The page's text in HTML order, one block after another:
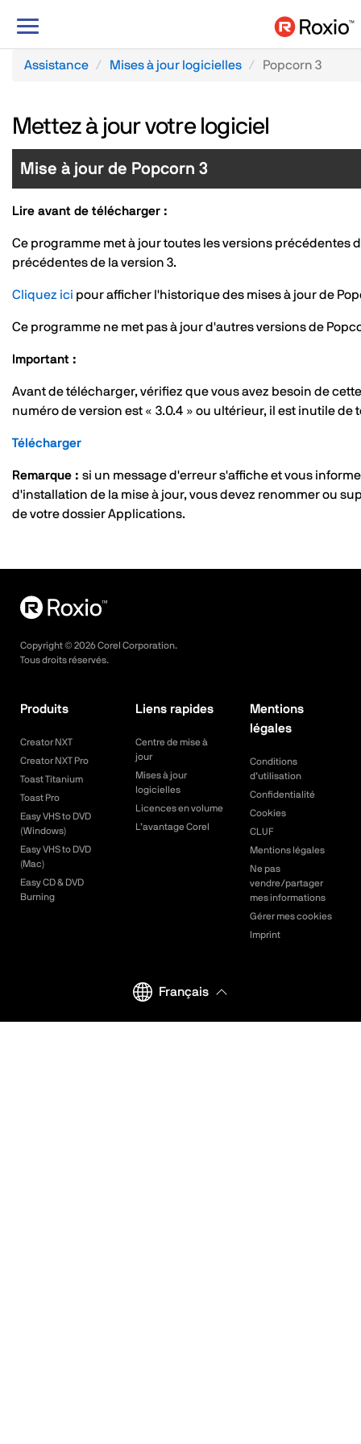
Basculer
mode
Assistance Mises à jour logicielles Popcorn 3
Mettez à jour votre logiciel
Mise à jour de Popcorn 3
Lire avant de télécharger :
Ce programme met à jour toutes les versions précédentes
précédentes de la version 3.
Cliquez ici pour afficher l'historique des mises à jour de
Ce programme ne met pas à jour d'autres versions de
Important :
Avant de télécharger, vérifiez que vous avez besoin de
numéro de version est « 3.0.4 » ou ultérieur, il est inutile de
Télécharger
Remarque : si un message d'erreur s'affiche et vous
d'installation de la mise à jour, vous devez renommer ou
de votre dossier Applications.
Copyright © 2026Corel Corporation.
Tous droits réservés.
Produits
Creator NXT
Creator NXT Pro
Toast Titanium
Toast Pro
Easy VHS to DVD
(Windows)
Easy VHS to DVD
(Mac)
Easy CD & DVD
Burning
Liens rapides
Centre de mise à
jour
Mises à jour
logicielles
Licences en volume
L’avantage Corel
Mentions
légales
Conditions
d’utilisation
Confidentialité
Cookies
CLUF
Mentions légales
Ne pas
vendre/partager
mes informations
Gérer mes cookies
Imprint
Français